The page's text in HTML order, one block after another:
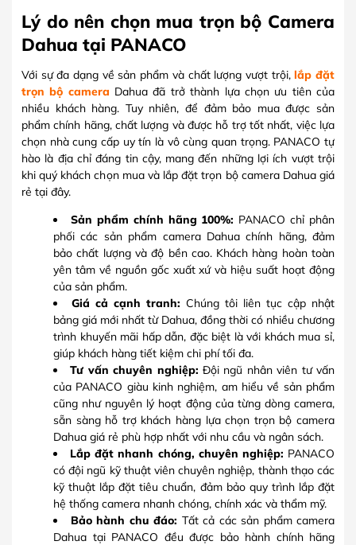
Lý do nên chọn mua trọn bộ Camera
Dahua tại PANACO
Với sự đa dạng về sản phẩm và chất lượng vượt trội,lắp đặt
trọn bộ camera Dahua đã trở thành lựa chọn ưu tiên của
nhiều khách hàng. Tuy nhiên, để đảm bảo mua được sản
phẩm chính hãng, chất lượng và được hỗ trợ tốt nhất, việc lựa
chọn nhà cung cấp uy tín là vô cùng quan trọng. PANACO tự
hào là địa chỉ đáng tin cậy, mang đến những lợi ích vượt trội
khi quý khách chọn mua và lắp đặt trọn bộ camera Dahua giá
rẻ tại đây.
Sản phẩm chính hãng 100%: PANACO chỉ phân
phối các sản phẩm camera Dahua chính hãng, đảm
bảo chất lượng và độ bền cao. Khách hàng hoàn toàn
yên tâm về nguồn gốc xuất xứ và hiệu suất hoạt động
của sản phẩm.
Giá cả cạnh tranh: Chúng tôi liên tục cập nhật
bảng giá mới nhất từ Dahua, đồng thời có nhiều chương
trình khuyến mãi hấp dẫn, đặc biệt là với khách mua sỉ,
giúp khách hàng tiết kiệm chi phí tối đa.
Tư vấn chuyên nghiệp: Đội ngũ nhân viên tư vấn
của PANACO giàu kinh nghiệm, am hiểu về sản phẩm
cũng như nguyên lý hoạt động của từng dòng camera,
sẵn sàng hỗ trợ khách hàng lựa chọn trọn bộ camera
Dahua giá rẻ phù hợp nhất với nhu cầu và ngân sách.
Lắp đặt nhanh chóng, chuyên nghiệp: PANACO
có đội ngũ kỹ thuật viên chuyên nghiệp, thành thạo các
kỹ thuật lắp đặt tiêu chuẩn, đảm bảo quy trình lắp đặt
hệ thống camera nhanh chóng, chính xác và thẩm mỹ.
Bảo hành chu đáo: Tất cả các sản phẩm camera
Dahua tại PANACO đều được bảo hành chính hãng